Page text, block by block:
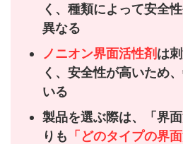
く、種類によって安全
異なる
ノニオン界面活性剤は
く、安全性が高いため
いる
製品を選ぶ際は、「界
りも 「どのタイプの界